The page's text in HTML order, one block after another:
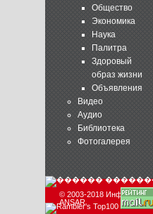
Общество
Экономика
Наука
Палитра
Здоровый
образ жизни
Объявления
Видео
Аудио
Библиотека
Фотогалерея
© 2003-2018
ANSAR